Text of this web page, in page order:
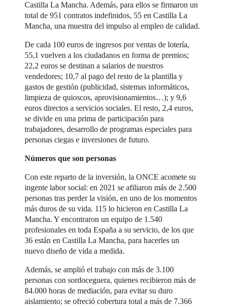
Castilla La Mancha. Además, para ellos se firmaron un
total de 951 contratos indefinidos, 55 en Castilla La
Mancha, una muestra del impulso al empleo de calidad.
De cada 100 euros de ingresos por ventas de lotería,
55,1 vuelven a los ciudadanos en forma de premios;
22,2 euros se destinan a salarios de nuestros
vendedores; 10,7 al pago del resto de la plantilla y
gastos de gestión (publicidad, sistemas informáticos,
limpieza de quioscos, aprovisionamientos…); y 9,6
euros directos a servicios sociales. El resto, 2,4 euros,
se divide en una prima de participación para
trabajadores, desarrollo de programas especiales para
personas ciegas e inversiones de futuro.
Números que son personas
Con este reparto de la inversión, la ONCE acomete su
ingente labor social: en 2021 se afiliaron más de 2.500
personas tras perder la visión, en uno de los momentos
más duros de su vida. 115 lo hicieron en Castilla La
Mancha. Y encontraron un equipo de 1.540
profesionales en toda España a su servicio, de los que
36 están en Castilla La Mancha, para hacerles un
nuevo diseño de vida a medida.
Además, se amplió el trabajo con más de 3.100
personas con sordoceguera, quienes recibieron más de
84.000 horas de mediación, para evitar su duro
aislamiento; se ofreció cobertura total a más de 7.366